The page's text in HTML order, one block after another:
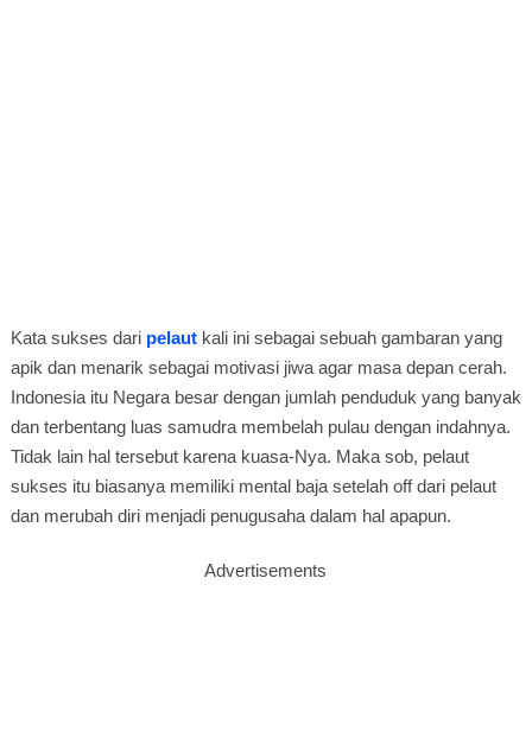
Kata sukses dari pelaut kali ini sebagai sebuah gambaran yang
apik dan menarik sebagai motivasi jiwa agar masa depan cerah.
Indonesia itu Negara besar dengan jumlah penduduk yang banyak
dan terbentang luas samudra membelah pulau dengan indahnya.
Tidak lain hal tersebut karena kuasa-Nya. Maka sob, pelaut
sukses itu biasanya memiliki mental baja setelah off dari pelaut
dan merubah diri menjadi penugusaha dalam hal apapun.
Advertisements